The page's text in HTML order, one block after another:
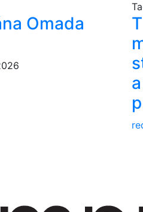
Omada